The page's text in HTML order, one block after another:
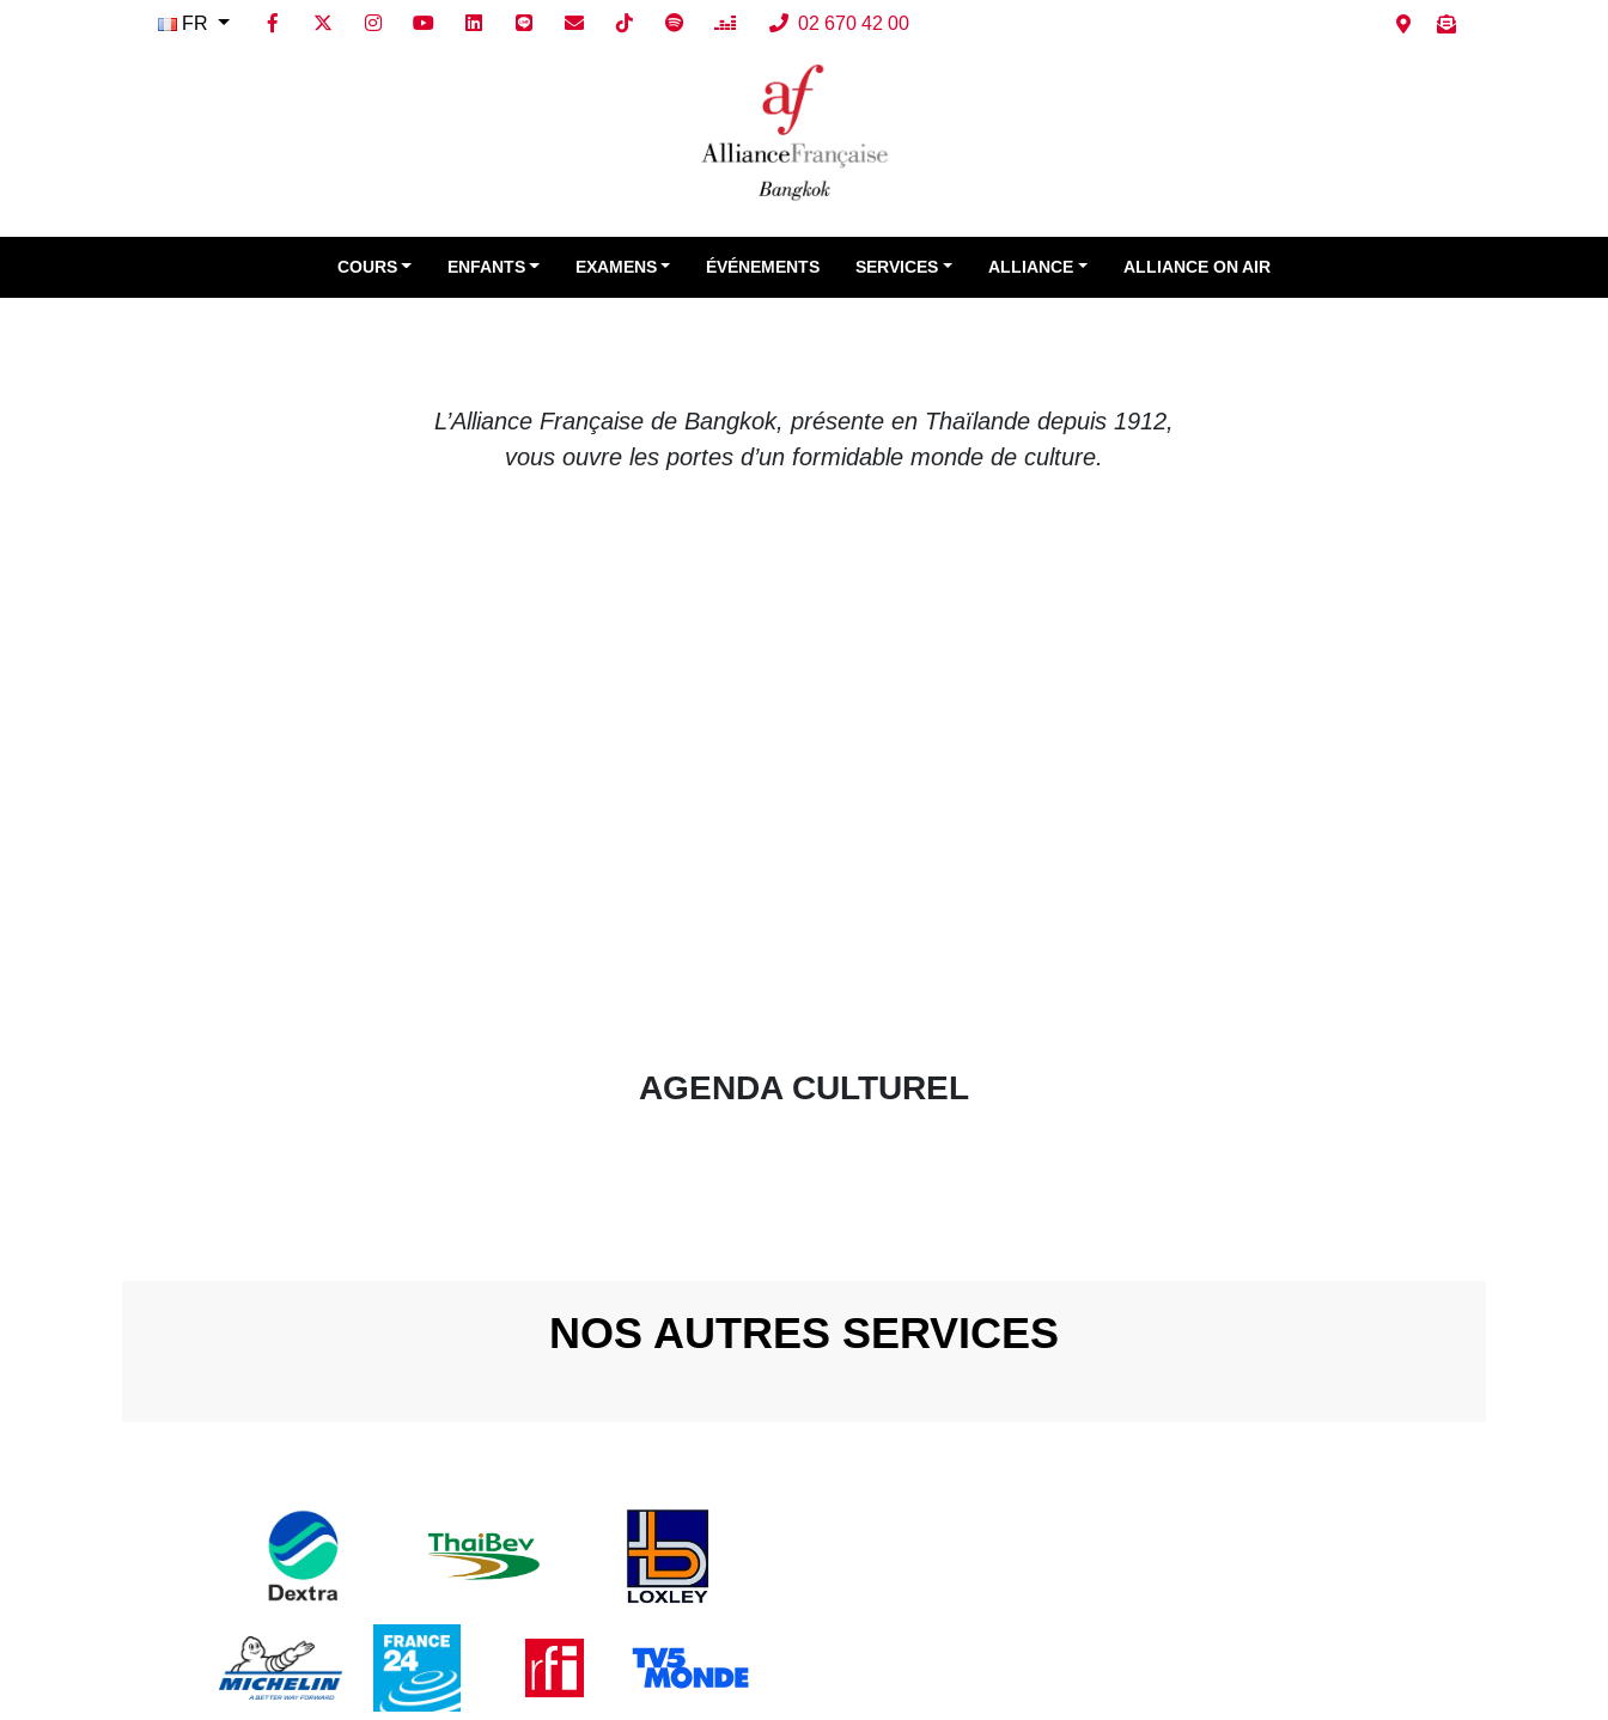
FR 02 670 42 00
COURS ENFANTS EXAMENS ÉVÉNEMENTS SERVICES ALLIANCE ALLIANCE ON AIR
L’Alliance Française de Bangkok, présente en Thaïlande depuis 1912,
vous ouvre les portes d’un formidable monde de culture.
AGENDA CULTUREL
NOS AUTRES SERVICES